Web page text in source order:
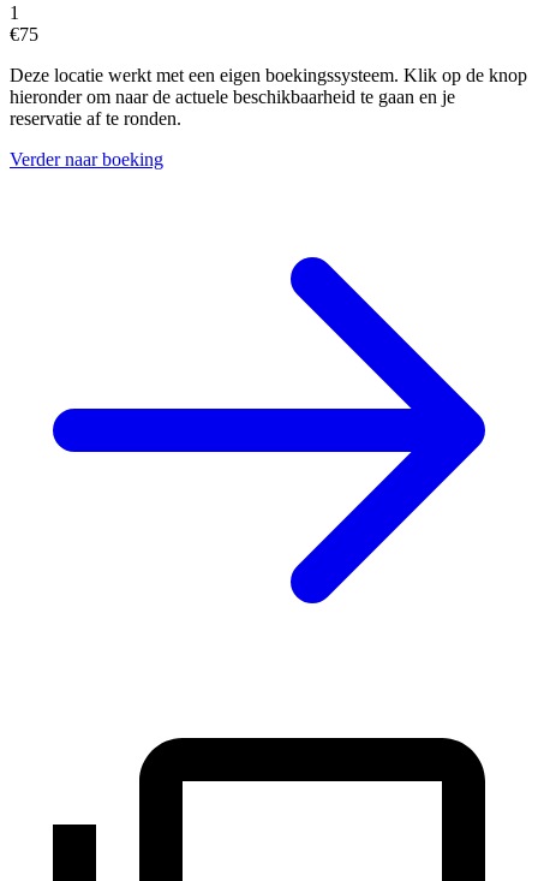
1
€75
Deze locatie werkt met een eigen boekingssysteem. Klik op de knop
hieronder om naar de actuele beschikbaarheid te gaan en je
reservatie af te ronden.
Verder naar boeking